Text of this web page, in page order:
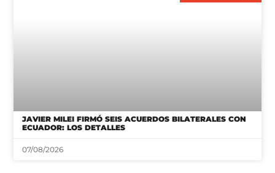
JAVIER MILEI FIRMÓ SEIS ACUERDOS BILATERALES CON
ECUADOR: LOS DETALLES
07/08/2026